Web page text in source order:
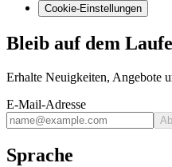
Cookie-Einstellungen
Bleib auf dem
Erhalte Neuigkeiten, Angebote
E-Mail-Adresse
Sprache